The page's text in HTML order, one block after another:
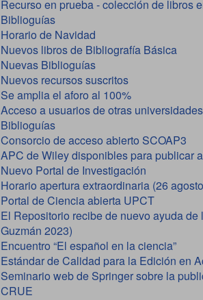
Recurso en prueba - colección de libros
Biblioguías
Horario de Navidad
Nuevos libros de Bibliografía Básica
Nuevas Biblioguías
Nuevos recursos suscritos
Se amplia el aforo al 100%
Acceso a usuarios de otras universidades
Biblioguías
Consorcio de acceso abierto SCOAP3
APC de Wiley disponibles para publicar
Nuevo Portal de Investigación
Horario apertura extraordinaria (26
Portal de Ciencia abierta UPCT
El Repositorio recibe de nuevo ayuda
Guzmán 2023)
Encuentro “El español en la ciencia”
Estándar de Calidad para la Edición en
Seminario web de Springer sobre la
CRUE